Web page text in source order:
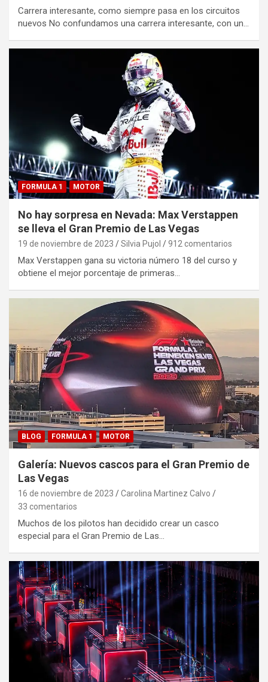
Carrera interesante, como siempre pasa en los circuitos
nuevos No confundamos una carrera interesante, con un…
FORMULA 1 MOTOR
No hay sorpresa en Nevada: Max Verstappen
se lleva el Gran Premio de Las Vegas
19 de noviembre de 2023 Silvia Pujol 912 comentarios
Max Verstappen gana su victoria número 18 del curso y
obtiene el mejor porcentaje de primeras…
BLOG FORMULA 1 MOTOR
Galería: Nuevos cascos para el Gran Premio de
Las Vegas
16 de noviembre de 2023
Carolina Martinez Calvo
33 comentarios
Muchos de los pilotos han decidido crear un casco
especial para el Gran Premio de Las…